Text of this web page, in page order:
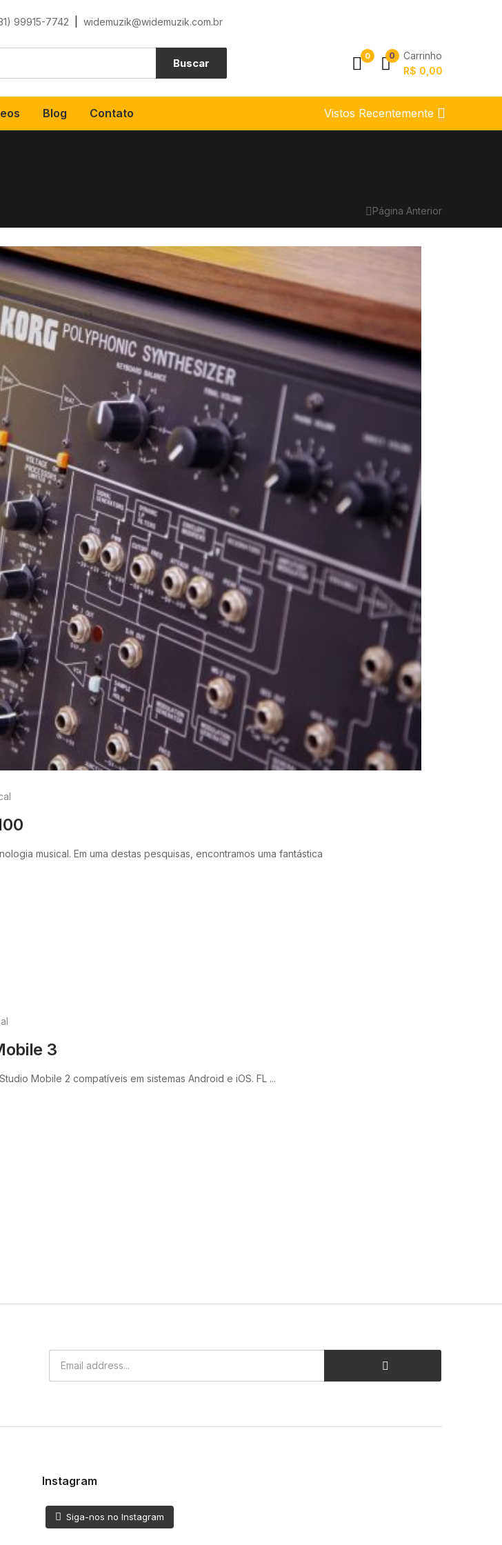
99915-7742 widemuzik@widemuzik.com.br
Buscar
0 0
Carrinho
R$ 0,00
Blog Contato Vistos Recentemente
Página Anterior
musical. Em uma destas pesquisas, encontramos uma fantástica
3
Mobile 2 compatíveis em sistemas Android e iOS. FL ...
Instagram
Siga-nos no Instagram